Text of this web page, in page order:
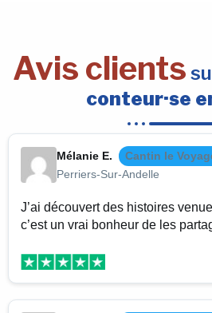
Avis clients
conteur·se
Mélanie E.
Cantin le
Perriers-Sur-Andelle
J’ai découvert des histoires
c’est un vrai bonheur de les